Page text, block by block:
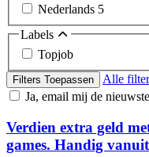
Nederlands 5
Labels
Topjob
Filters Toepassen
Alle
Ja, email mij de
Verdien extra geld
games. Handig